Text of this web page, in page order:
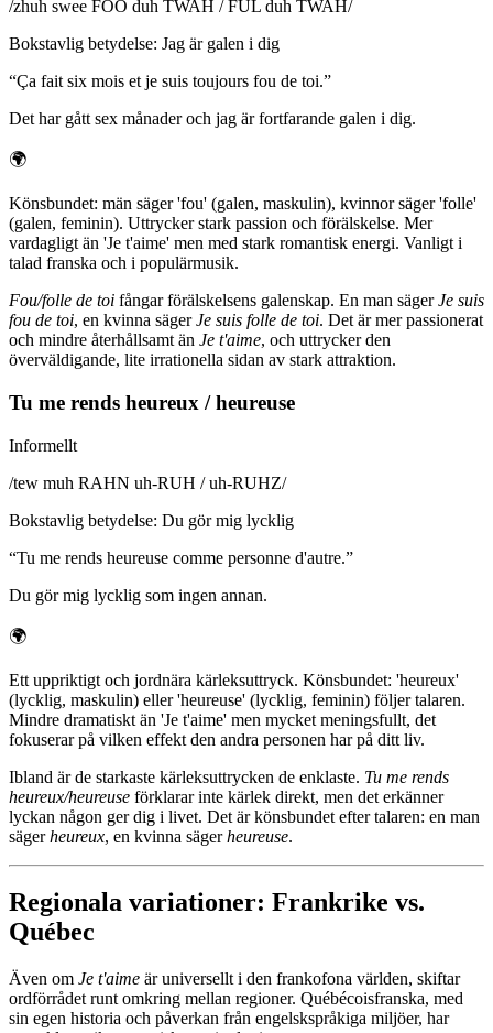
/zhuh swee FOO duh TWAH / FUL duh TWAH/
Bokstavlig betydelse: Jag är galen i dig
“Ça fait six mois et je suis toujours fou de toi.”
Det har gått sex månader och jag är fortfarande galen i dig.
🌍
Könsbundet: män säger 'fou' (galen, maskulin), kvinnor säger 'folle'
(galen, feminin). Uttrycker stark passion och förälskelse. Mer
vardagligt än 'Je t'aime' men med stark romantisk energi. Vanligt i
talad franska och i populärmusik.
Fou/folle de toi fångar förälskelsens galenskap. En man sägerJe suis
fou de toi, en kvinna sägerJe suis folle de toi. Det är mer passionerat
och mindre återhållsamt än Je t'aime, och uttrycker den
överväldigande, lite irrationella sidan av stark attraktion.
Tu me rends heureux / heureuse
Informellt
/tew muh RAHN uh-RUH / uh-RUHZ/
Bokstavlig betydelse: Du gör mig lycklig
“Tu me rends heureuse comme personne d'autre.”
Du gör mig lycklig som ingen annan.
🌍
Ett uppriktigt och jordnära kärleksuttryck. Könsbundet: 'heureux'
(lycklig, maskulin) eller 'heureuse' (lycklig, feminin) följer talaren.
Mindre dramatiskt än 'Je t'aime' men mycket meningsfullt, det
fokuserar på vilken effekt den andra personen har på ditt liv.
Ibland är de starkaste kärleksuttrycken de enklaste. Tu me rends
heureux/heureuse förklarar inte kärlek direkt, men det erkänner
lyckan någon ger dig i livet. Det är könsbundet efter talaren: en man
sägerheureux, en kvinna sägerheureuse.
Regionala variationer: Frankrike vs.
Québec
Även om Je t'aime är universellt i den frankofona världen, skiftar
ordförrådet runt omkring mellan regioner. Québécoisfranska, med
sin egen historia och påverkan från engelskspråkiga miljöer, har